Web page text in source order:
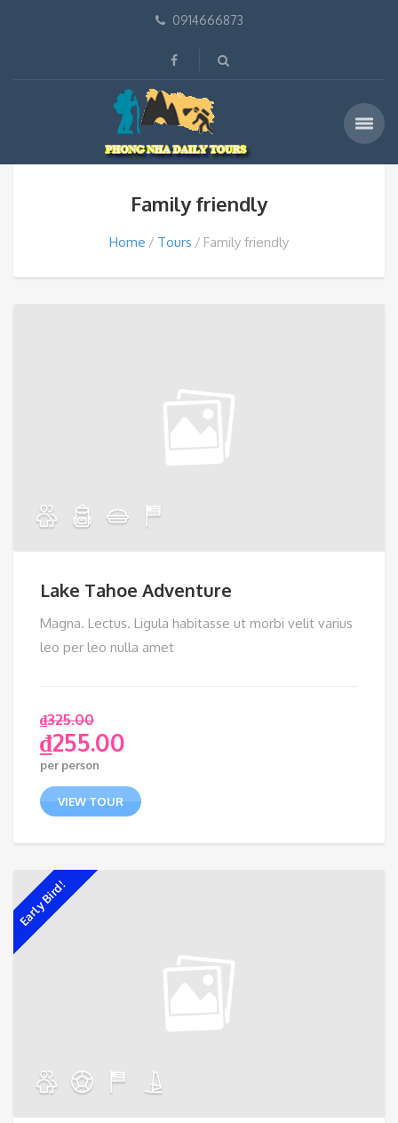
0914666873
Family friendly
Home Tours Family friendly
Lake Tahoe Adventure
Magna. Lectus. Ligula habitasse ut morbi velit varius
leo per leo nulla amet
₫325.00
₫255.00
per person
VIEW TOUR
Early Bird!